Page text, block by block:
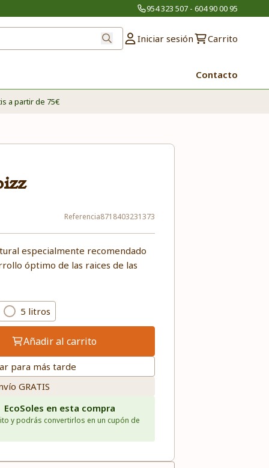
954 323 507 - 604 90 00 95
Iniciar sesión Carrito
Contacto
a partir de 75€
Referencia8718403231373
especialmente recomendado
óptimo de las raices de las
5 litros
Añadir al carrito
para más tarde
GRATIS
en esta compra
y podrás convertirlos en un cupón de